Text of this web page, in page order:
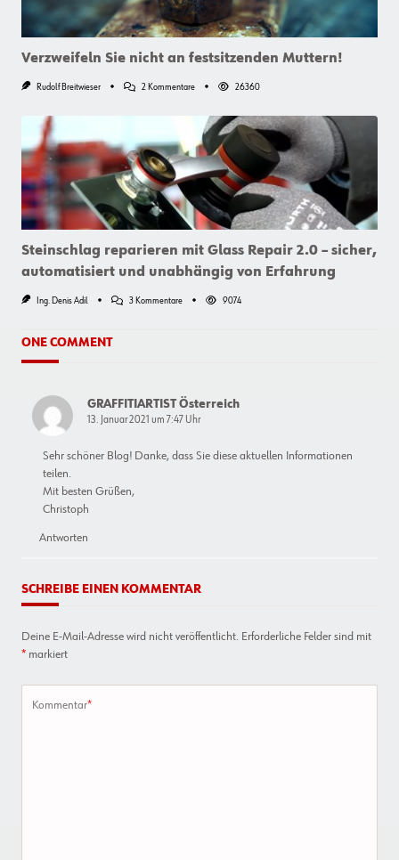
Verzweifeln Sie nicht an festsitzenden Muttern!
Rudolf Breitwieser 2 KommentareZu
Nicht
An
Festsitzenden
Muttern!
26360
Steinschlag reparieren mit Glass Repair 2.0 – sicher,
automatisiert und unabhängig von Erfahrung
Ing. Denis Adil 3 KommentareZu
Sicher,
Automatisiert
Von
9074
ONE COMMENT
GRAFFITIARTIST Österreich
13. Januar 2021 um 7:47 Uhr
Sehr schöner Blog! Danke, dass Sie diese aktuellen Informationen
teilen.
Mit besten Grüßen,
Christoph
Antworten
SCHREIBE EINEN KOMMENTAR
Deine E-Mail-Adresse wird nicht veröffentlicht. Erforderliche Felder sind mit
* markiert
Kommentar*